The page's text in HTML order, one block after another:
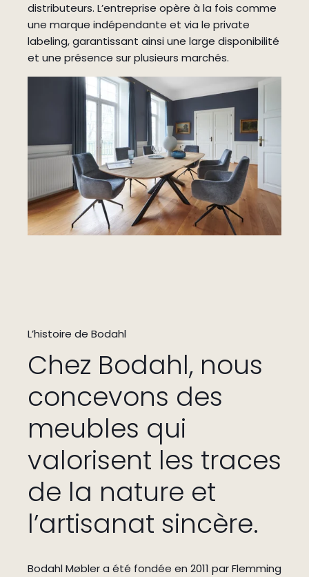
distributeurs. L’entreprise opère à la fois comme
une marque indépendante et via le private
labeling, garantissant ainsi une large disponibilité
et une présence sur plusieurs marchés.
L’histoire de Bodahl
Chez Bodahl, nous
concevons des
meubles qui
valorisent les traces
de la nature et
l’artisanat sincère.
Bodahl Møbler a été fondée en 2011 par Flemming